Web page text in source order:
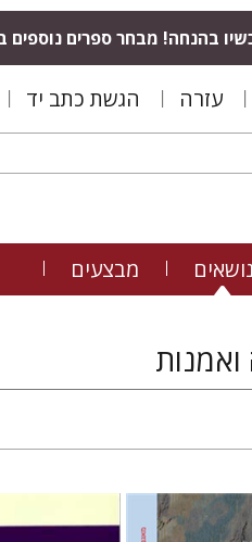
בהנחה! מבחר ספרים
עזרה הגשת כתב יד
נושאים מבצעים
ואמנות